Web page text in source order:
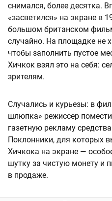
снимался, более десятка.
«засветился» на экране в
большом британском
случайно. На площадке не
чтобы заполнить пустое
Хичкок взял это на себя:
зрителям.
Случались и курьезы: в
шлюпка» режиссер
газетную рекламу
Поклонники, для которых
Хичкока на экране —
шутку за чистую монету и
в продаже.